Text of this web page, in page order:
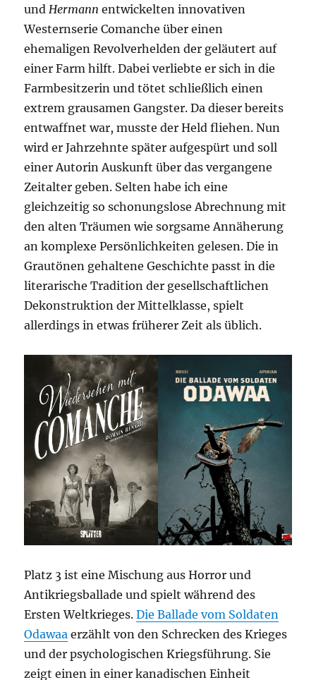
und Hermann entwickelten innovativen
Westernserie Comanche über einen
ehemaligen Revolverhelden der geläutert auf
einer Farm hilft. Dabei verliebte er sich in die
Farmbesitzerin und tötet schließlich einen
extrem grausamen Gangster. Da dieser bereits
entwaffnet war, musste der Held fliehen. Nun
wird er Jahrzehnte später aufgespürt und soll
einer Autorin Auskunft über das vergangene
Zeitalter geben. Selten habe ich eine
gleichzeitig so schonungslose Abrechnung mit
den alten Träumen wie sorgsame Annäherung
an komplexe Persönlichkeiten gelesen. Die in
Grautönen gehaltene Geschichte passt in die
literarische Tradition der gesellschaftlichen
Dekonstruktion der Mittelklasse, spielt
allerdings in etwas früherer Zeit als üblich.
Platz 3 ist eine Mischung aus Horror und
Antikriegsballade und spielt während des
Ersten Weltkrieges.Die Ballade vom Soldaten
Odawaa erzählt von den Schrecken des Krieges
und der psychologischen Kriegsführung. Sie
zeigt einen in einer kanadischen Einheit